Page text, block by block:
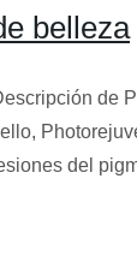
belleza
de
del